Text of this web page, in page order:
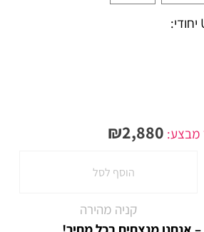
מבצע: ₪2,880
הוסף לסל
קניה מהירה